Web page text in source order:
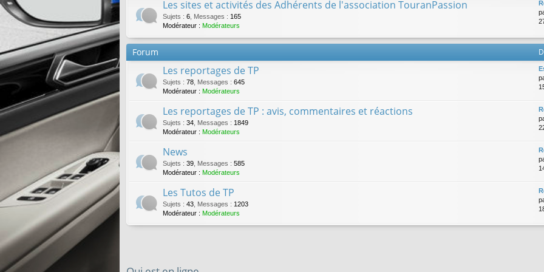
Les sites et activités des Adhérents de l'association TouranPassion
Sujets : 6 Messages : 165
Modérateur : Modérateurs
Forum
Les reportages de TP
Sujets : 78 Messages : 645
Modérateur : Modérateurs
Les reportages de TP : avis, commentaires et réactions
Sujets : 34 Messages : 1849
Modérateur : Modérateurs
News
Sujets : 39 Messages : 585
Modérateur : Modérateurs
Les Tutos de TP
Sujets : 43 Messages : 1203
Modérateur : Modérateurs